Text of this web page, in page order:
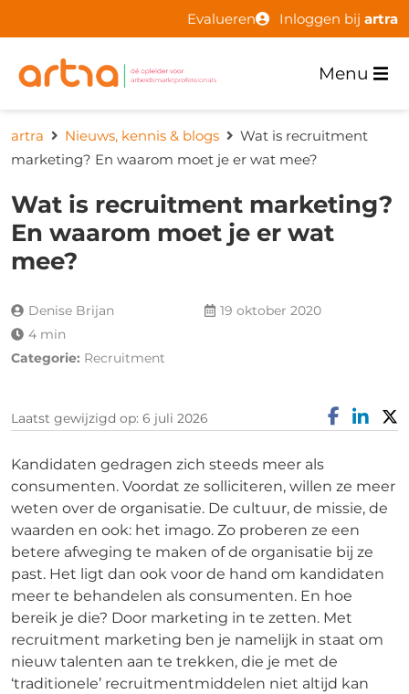
Evalueren Inloggen bij artra
Menu
artra Nieuws, kennis & blogs
Wat is recruitment
marketing? En waarom moet je er wat mee?
Wat is recruitment marketing?
En waarom moet je er wat
mee?
Denise Brijan
19 oktober 2020
4 min
Categorie: Recruitment
Laatst gewijzigd op: 6 juli 2026
Kandidaten gedragen zich steeds meer als
consumenten. Voordat ze solliciteren, willen ze meer
weten over de organisatie. De cultuur, de missie, de
waarden en ook: het imago. Zo proberen ze een
betere afweging te maken of de organisatie bij ze
past. Het ligt dan ook voor de hand om kandidaten
meer te behandelen als consumenten. En hoe
bereik je die? Door marketing in te zetten. Met
recruitment marketing ben je namelijk in staat om
nieuw talenten aan te trekken, die je met de
‘traditionele’ recruitmentmiddelen niet altijd kan